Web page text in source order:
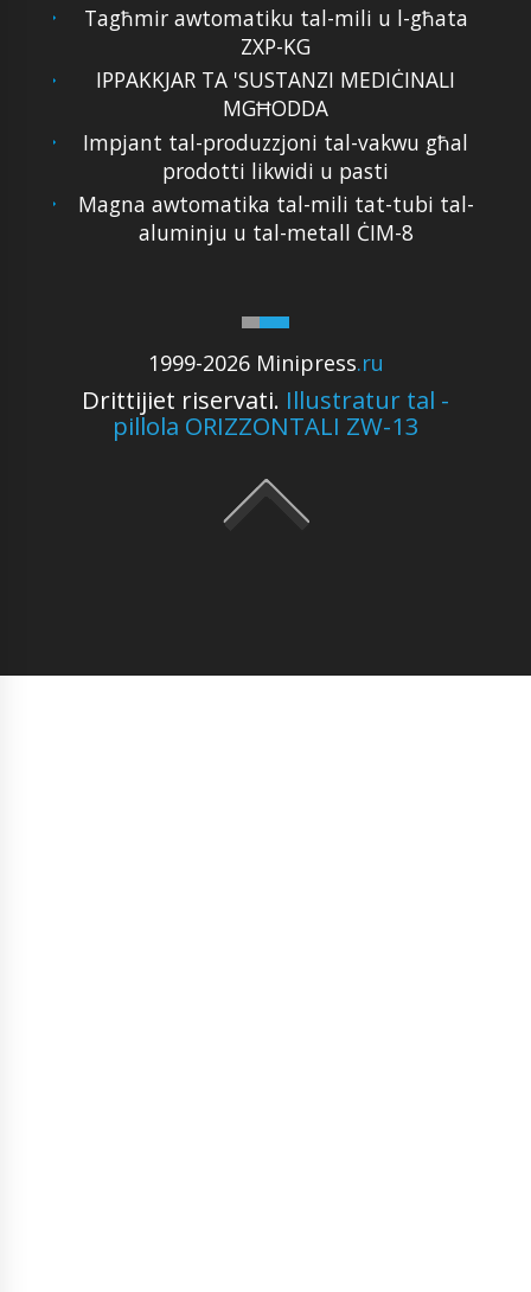
1999-2026 Minipress.ru
Drittijiet riservati. Illustratur tal -
pillola ORIZZONTALI ZW-13
Tagħmir awtomatiku tal-mili u l-għata
ZXP-KG
IPPAKKJAR TA 'SUSTANZI MEDIĊINALI
MGĦODDA
Impjant tal-produzzjoni tal-vakwu għal
prodotti likwidi u pasti
Magna awtomatika tal-mili tat-tubi tal-
aluminju u tal-metall ĊIM-8